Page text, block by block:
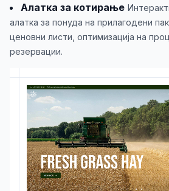
Алатка за котирање
алатка за понуда на прилагодени
ценовни листи, оптимизација на
резервации.